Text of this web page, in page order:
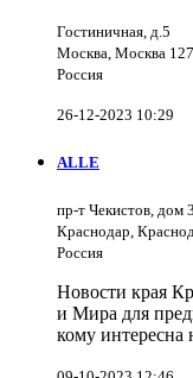
Гостиничная, д.5
Москва, Москва
Россия
26-12-2023 10:29
ALLE
пр-т Чекистов, дом
Краснодар,
Россия
Новости края
и Мира для
кому интересна